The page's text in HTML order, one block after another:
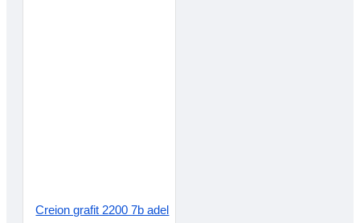
Creion grafit 2200 7b adel